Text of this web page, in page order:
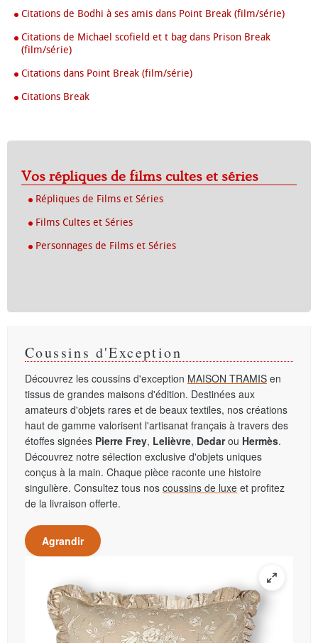
Citations de Bodhi à ses amis dans Point Break (film/série)
Citations de Michael scofield et t bag dans Prison Break
(film/série)
Citations dans Point Break (film/série)
Citations Break
Vos répliques de films cultes et séries
Répliques de Films et Séries
Films Cultes et Séries
Personnages de Films et Séries
Coussins d'Exception
Découvrez les coussins d'exception MAISON TRAMIS en
tissus de grandes maisons d'édition. Destinées aux
amateurs d'objets rares et de beaux textiles, nos créations
haut de gamme valorisent l'artisanat français à travers des
étoffes signées Pierre Frey, Lelièvre, Dedarou Hermès.
Découvrez notre sélection exclusive d'objets uniques
conçus à la main. Chaque pièce raconte une histoire
singulière. Consultez tous nos coussins de luxe et profitez
de la livraison offerte.
Agrandir